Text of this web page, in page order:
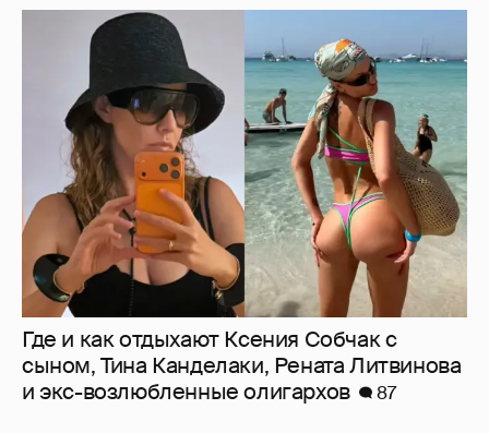
Где и как отдыхают Ксения Собчак с
сыном, Тина Канделаки, Рената Литвинова
и экс-возлюбленные олигархов
87